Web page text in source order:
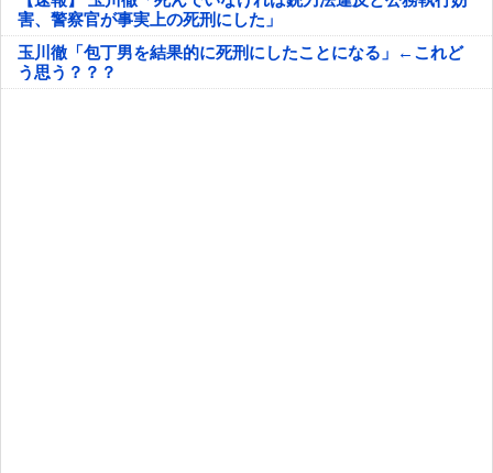
害、警察官が事実上の死刑にした」
玉川徹「包丁男を結果的に死刑にしたことになる」←これど
う思う？？？